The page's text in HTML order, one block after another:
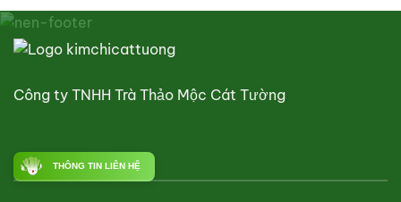
Công ty TNHH Trà Thảo Mộc Cát Tường
THÔNG TIN LIÊN HỆ